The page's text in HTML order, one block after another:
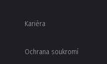
Kariéra
Ochrana soukromí